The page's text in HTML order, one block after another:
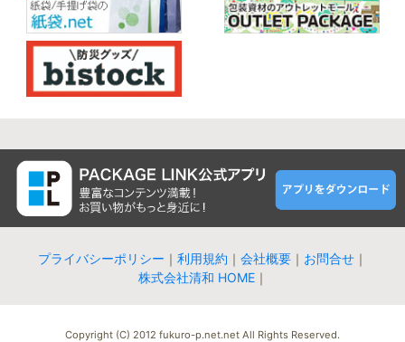
プライバシーポリシー ｜ 利用規約 ｜ 会社概要 ｜ お問合せ ｜
株式会社清和 HOME｜
Copyright (C) 2012 fukuro-p.net.net All Rights Reserved.